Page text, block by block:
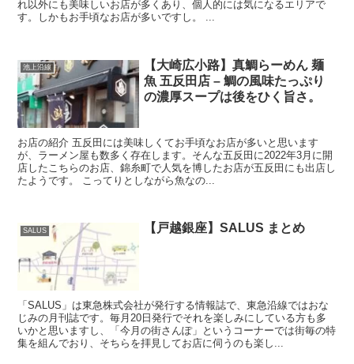
れ以外にも美味しいお店が多くあり、個人的には気になるエリアで
す。しかもお手頃なお店が多いですし。 ...
池上沿線
【大崎広小路】真鯛らーめん 麺
魚 五反田店 – 鯛の風味たっぷり
の濃厚スープは後をひく旨さ。
お店の紹介 五反田には美味しくてお手頃なお店が多いと思います
が、ラーメン屋も数多く存在します。そんな五反田に2022年3月に開
店したこちらのお店、錦糸町で人気を博したお店が五反田にも出店し
たようです。 こってりとしながら魚なの...
SALUS 【戸越銀座】SALUS まとめ
「SALUS」は東急株式会社が発行する情報誌で、東急沿線ではおな
じみの月刊誌です。毎月20日発行でそれを楽しみにしている方も多
いかと思いますし、「今月の街さんぽ」というコーナーでは街毎の特
集を組んでおり、そちらを拝見してお店に伺うのも楽し...